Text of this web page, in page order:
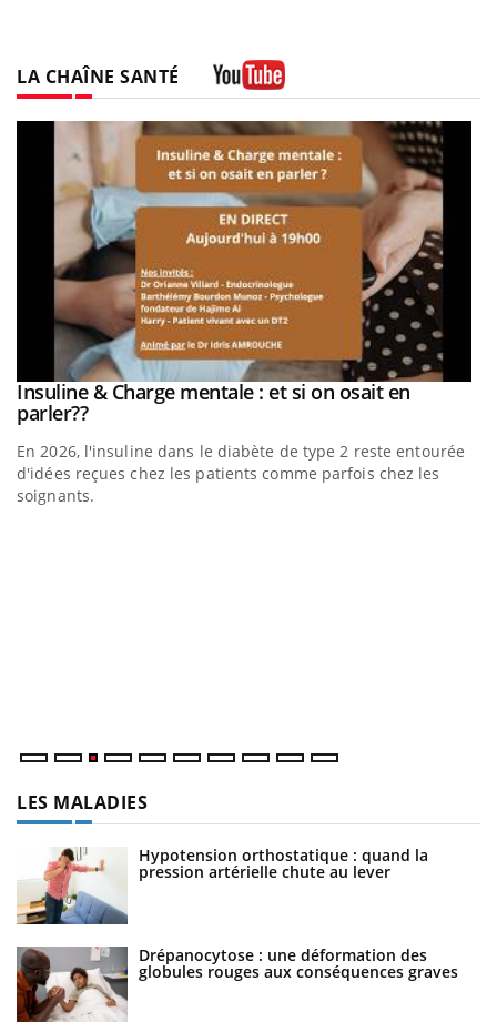
LA CHAÎNE SANTÉ
Youtube
Insuline & Charge mentale : et si on osait en
parler??Youtube
En 2026, l'insuline dans le diabète de type 2 reste entourée
d'idées reçues chez les patients comme parfois chez les
soignants.
LES MALADIES
Hypotension orthostatique : quand la
pression artérielle chute au lever
Drépanocytose : une déformation des
globules rouges aux conséquences graves